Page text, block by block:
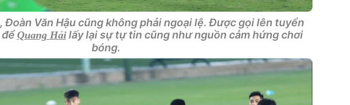
Đoàn Văn Hậu cũng không phải ngoại lệ. Được gọi lên tuyển
đểQuang Hảilấy lại sự tự tin cũng như nguồn cảm hứng chơi
bóng.